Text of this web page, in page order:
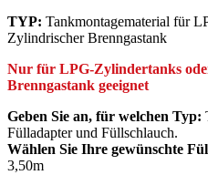
TYP: Tankmontagematerial für
Zylindrischer Brenngastank
Nur für LPG-Zylindertanks
Brenngastank geeignet
Geben Sie an, für welchen Typ:
Fülladapter und Füllschlauch.
Wählen Sie Ihre gewünschte
3,50m